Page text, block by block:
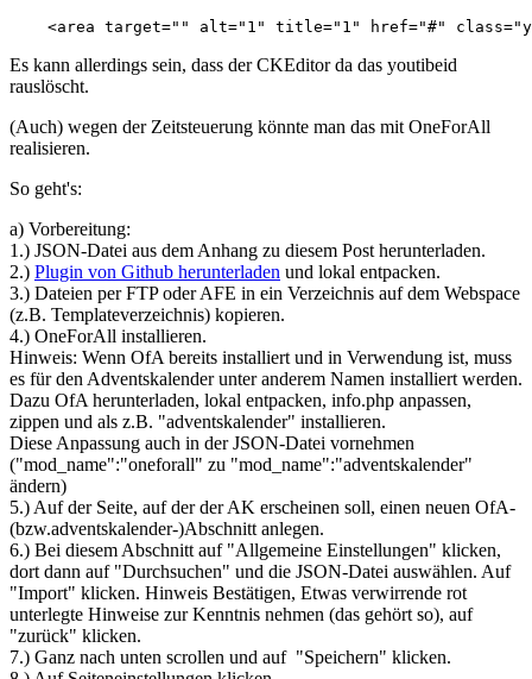
<area target="" alt="1" title="1" href="#"
Es kann allerdings sein, dass der CKEditor da das youtibeid
rauslöscht.
(Auch) wegen der Zeitsteuerung könnte man das mit OneForAll
realisieren.
So geht's:
a) Vorbereitung:
1.) JSON-Datei aus dem Anhang zu diesem Post herunterladen.
2.) Plugin von Github herunterladen und lokal entpacken.
3.) Dateien per FTP oder AFE in ein Verzeichnis auf dem Webspace
(z.B. Templateverzeichnis) kopieren.
4.) OneForAll installieren.
Hinweis: Wenn OfA bereits installiert und in Verwendung ist, muss
es für den Adventskalender unter anderem Namen installiert werden.
Dazu OfA herunterladen, lokal entpacken, info.php anpassen,
zippen und als z.B. "adventskalender" installieren.
Diese Anpassung auch in der JSON-Datei vornehmen
("mod_name":"oneforall" zu "mod_name":"adventskalender"
ändern)
5.) Auf der Seite, auf der der AK erscheinen soll, einen neuen OfA-
(bzw.adventskalender-)Abschnitt anlegen.
6.) Bei diesem Abschnitt auf "Allgemeine Einstellungen" klicken,
dort dann auf "Durchsuchen" und die JSON-Datei auswählen. Auf
"Import" klicken. Hinweis Bestätigen, Etwas verwirrende rot
unterlegte Hinweise zur Kenntnis nehmen (das gehört so), auf
"zurück" klicken.
7.) Ganz nach unten scrollen und auf "Speichern" klicken.